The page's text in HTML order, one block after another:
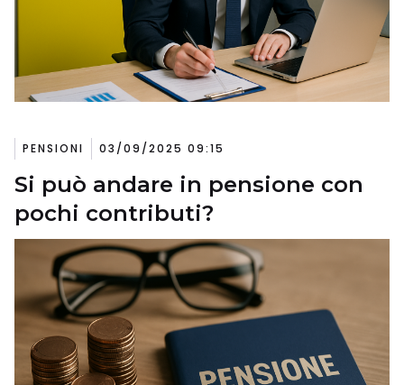
PENSIONI 03/09/2025 09:15
Si può andare in pensione con
pochi contributi?